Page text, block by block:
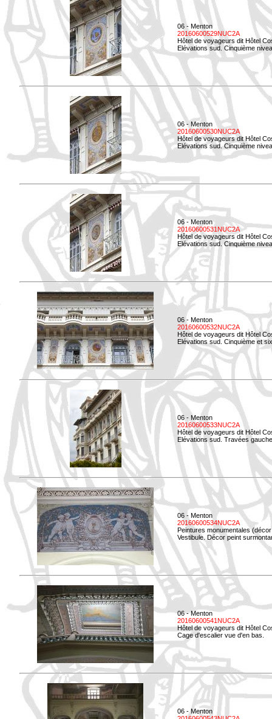
06 - Menton
20160600529NUC2A
Hôtel de voyageurs dit Hôtel
Elévations sud. Cinquième
06 - Menton
20160600530NUC2A
Hôtel de voyageurs dit Hôtel
Elévations sud. Cinquième
06 - Menton
20160600531NUC2A
Hôtel de voyageurs dit Hôtel
Elévations sud. Cinquième
06 - Menton
20160600532NUC2A
Hôtel de voyageurs dit Hôtel
Elévations sud. Cinquième et
06 - Menton
20160600533NUC2A
Hôtel de voyageurs dit Hôtel
Elévations sud. Travées
06 - Menton
20160600534NUC2A
Peintures monumentales
Vestibule. Décor peint
06 - Menton
20160600541NUC2A
Hôtel de voyageurs dit Hôtel
Cage d'escalier vue d'en bas.
06 - Menton